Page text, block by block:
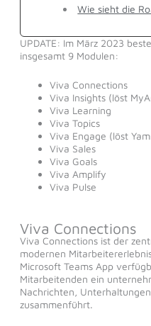
Wie sieht die
UPDATE: Im März 2023
insgesamt 9 Modulen:
Viva Connections
Viva Insights (löst
Viva Learning
Viva Topics
Viva Engage (löst
Viva Sales
Viva Goals
Viva Amplify
Viva Pulse
Viva Connections
Viva Connections ist der
modernen
Microsoft Teams App
Mitarbeitenden ein
Nachrichten,
zusammenführt.